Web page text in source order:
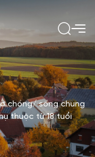
chồng/ sống chung
thuộc từ 18 tuổi